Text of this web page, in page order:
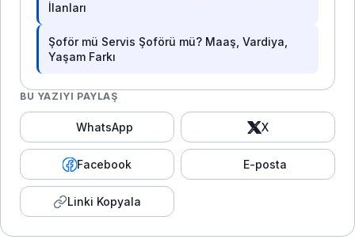
İlanları
Şoför mü Servis Şoförü mü? Maaş, Vardiya,
Yaşam Farkı
BU YAZIYI PAYLAŞ
WhatsApp X
Facebook E-posta
Linki Kopyala